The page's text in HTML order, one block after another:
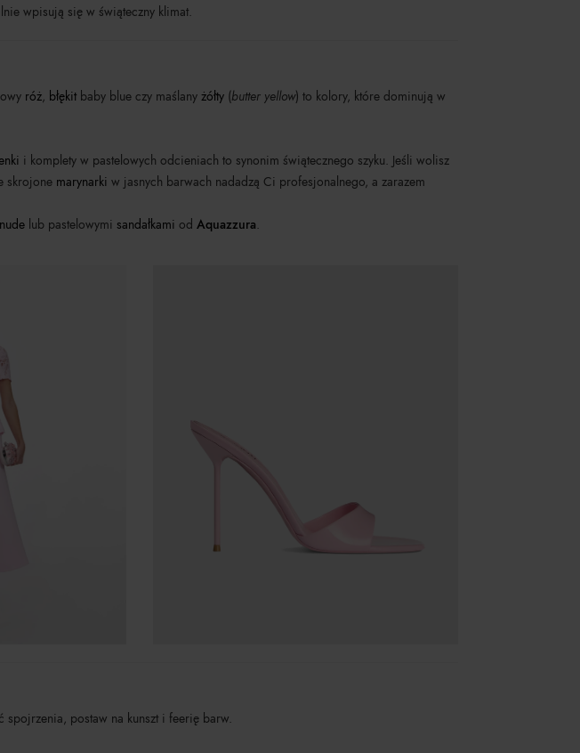
wpisują się w świąteczny klimat.
róż, błękit baby blue czy maślany żółty (butter yellow) to kolory, które dominują w
i komplety w pastelowych odcieniach to synonim świątecznego szyku. Jeśli wolisz
skrojone marynarki w jasnych barwach nadadzą Ci profesjonalnego, a zarazem
nude lub pastelowymi sandałkami od Aquazzura.
spojrzenia, postaw na kunszt i feerię barw.